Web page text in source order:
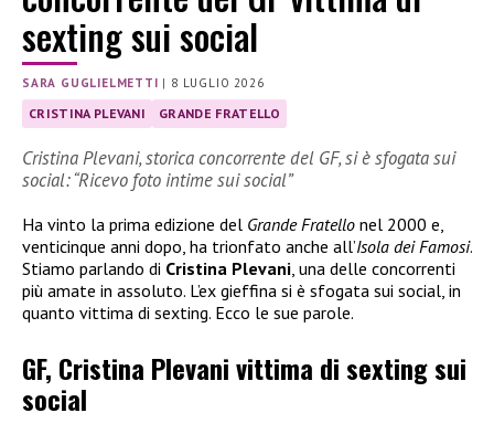
sexting sui social
SARA GUGLIELMETTI | 8 LUGLIO 2026
CRISTINA PLEVANI GRANDE FRATELLO
Cristina Plevani, storica concorrente del GF, si è sfogata sui
social: “Ricevo foto intime sui social”
Ha vinto la prima edizione del Grande Fratello nel 2000 e,
venticinque anni dopo, ha trionfato anche all’Isola dei Famosi.
Stiamo parlando di Cristina Plevani , una delle concorrenti
più amate in assoluto. L’ex gieffina si è sfogata sui social, in
quanto vittima di sexting. Ecco le sue parole.
GF, Cristina Plevani vittima di sexting sui
social